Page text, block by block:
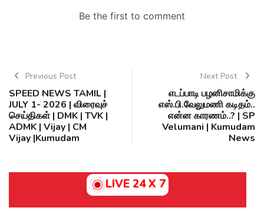
Previous Post
SPEED NEWS TAMIL |
JULY 1- 2026 | விரைவுச்
செய்திகள் | DMK | TVK |
ADMK | Vijay | CM
Vijay |Kumudam
Next Post
எடப்பாடி பழனிசாமிக்கு
எஸ்.பி.வேலுமணி கடிதம்..
என்ன காரணம்..? | SP
Velumani | Kumudam
News
LIVE 24 X 7